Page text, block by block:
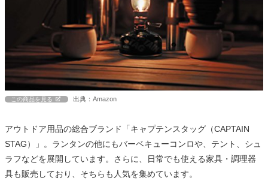
この商品を見る 出典：Amazon
アウトドア用品の総合ブランド「キャプテンスタッグ（CAPTAIN
STAG）」。ランタンの他にもバーベキューコンロや、テント、シュ
ラフなどを展開しています。さらに、日常でも使える家具・調理器
具も販売しており、そちらも人気を集めています。